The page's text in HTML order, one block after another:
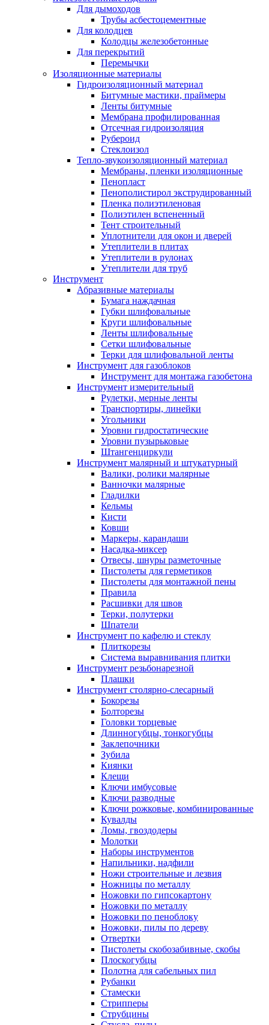
Для дымоходов
Трубы асбестоцементные
Для колодцев
Колодцы железобетонные
Для перекрытий
Перемычки
Изоляционные материалы
Гидроизоляционный материал
Битумные мастики, праймеры
Ленты битумные
Мембрана профилированная
Отсечная гидроизоляция
Рубероид
Стеклоизол
Тепло-звукоизоляционный материал
Мембраны, пленки изоляционные
Пенопласт
Пенополистирол экструдированный
Пленка полиэтиленовая
Полиэтилен вспененный
Тент строительный
Уплотнители для окон и дверей
Утеплители в плитах
Утеплители в рулонах
Утеплители для труб
Инструмент
Абразивные материалы
Бумага наждачная
Губки шлифовальные
Круги шлифовальные
Ленты шлифовальные
Сетки шлифовальные
Терки для шлифовальной ленты
Инструмент для газоблоков
Инструмент для монтажа газобетона
Инструмент измерительный
Рулетки, мерные ленты
Транспортиры, линейки
Угольники
Уровни гидростатические
Уровни пузырьковые
Штангенциркули
Инструмент малярный и штукатурный
Валики, ролики малярные
Ванночки малярные
Гладилки
Кельмы
Кисти
Ковши
Маркеры, карандаши
Насадка-миксер
Отвесы, шнуры разметочные
Пистолеты для герметиков
Пистолеты для монтажной пены
Правила
Расшивки для швов
Терки, полутерки
Шпатели
Инструмент по кафелю и стеклу
Плиткорезы
Система выравнивания плитки
Инструмент резьбонарезной
Плашки
Инструмент столярно-слесарный
Бокорезы
Болторезы
Головки торцевые
Длинногубцы, тонкогубцы
Заклепочники
Зубила
Киянки
Клещи
Ключи имбусовые
Ключи разводные
Ключи рожковые, комбинированные
Кувалды
Ломы, гвоздодеры
Молотки
Наборы инструментов
Напильники, надфили
Ножи строительные и лезвия
Ножницы по металлу
Ножовки по гипсокартону
Ножовки по металлу
Ножовки по пеноблоку
Ножовки, пилы по дереву
Отвертки
Пистолеты скобозабивные, скобы
Плоскогубцы
Полотна для сабельных пил
Рубанки
Стамески
Стрипперы
Струбцины